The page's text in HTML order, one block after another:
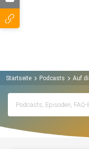
Startseite Podcasts Auf